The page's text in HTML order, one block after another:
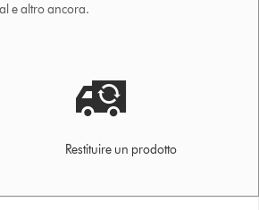
e altro ancora.
Restituire un prodotto